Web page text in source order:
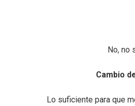
No, no
Cambio
Lo suficiente para que